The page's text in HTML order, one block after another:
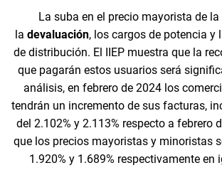
La suba en el precio mayorista de
la devaluación, los cargos de potencia y
de distribución. El IIEP muestra que la
que pagarán estos usuarios será
análisis, en febrero de 2024 los
tendrán un incremento de sus facturas,
del 2.102% y 2.113% respecto a febrero
que los precios mayoristas y minoristas
1.920% y 1.689% respectivamente en